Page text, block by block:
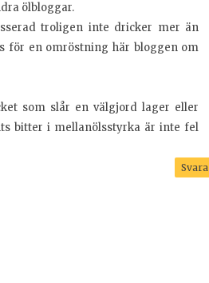
ölbloggar.
troligen inte dricker mer än
för en omröstning här bloggen om
som slår en välgjord lager eller
bitter i mellanölsstyrka är inte fel
Svara